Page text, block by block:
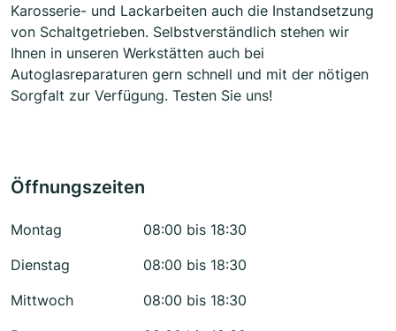
Karosserie- und Lackarbeiten auch die Instandsetzung
von Schaltgetrieben. Selbstverständlich stehen wir
Ihnen in unseren Werkstätten auch bei
Autoglasreparaturen gern schnell und mit der nötigen
Sorgfalt zur Verfügung. Testen Sie uns!
Öffnungszeiten
Montag
08:00 bis 18:30
Dienstag
08:00 bis 18:30
Mittwoch
08:00 bis 18:30